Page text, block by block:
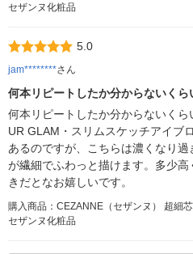
セザンヌ化粧品
5.0
jam********さん
何本リピートしたか分からないく
何本リピートしたか分からないく
UR GLAM・スリムスケッチアイブ
あるのですが、こちらは濃くなり
が繊細でふわっと描けます。多少
きだとなお嬉しいです。
購入商品：CEZANNE（セザンヌ） 超細
セザンヌ化粧品